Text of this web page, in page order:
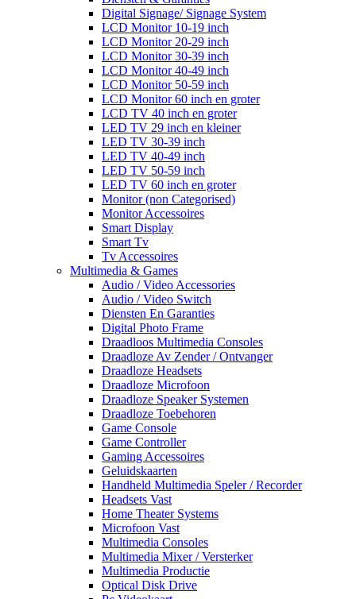
Digital Signage/ Signage System
LCD Monitor 10-19 inch
LCD Monitor 20-29 inch
LCD Monitor 30-39 inch
LCD Monitor 40-49 inch
LCD Monitor 50-59 inch
LCD Monitor 60 inch en groter
LCD TV 40 inch en groter
LED TV 29 inch en kleiner
LED TV 30-39 inch
LED TV 40-49 inch
LED TV 50-59 inch
LED TV 60 inch en groter
Monitor (non Categorised)
Monitor Accessoires
Smart Display
Smart Tv
Tv Accessoires
Multimedia & Games
Audio / Video Accessories
Audio / Video Switch
Diensten En Garanties
Digital Photo Frame
Draadloos Multimedia Consoles
Draadloze Av Zender / Ontvanger
Draadloze Headsets
Draadloze Microfoon
Draadloze Speaker Systemen
Draadloze Toebehoren
Game Console
Game Controller
Gaming Accessoires
Geluidskaarten
Handheld Multimedia Speler / Recorder
Headsets Vast
Home Theater Systems
Microfoon Vast
Multimedia Consoles
Multimedia Mixer / Versterker
Multimedia Productie
Optical Disk Drive